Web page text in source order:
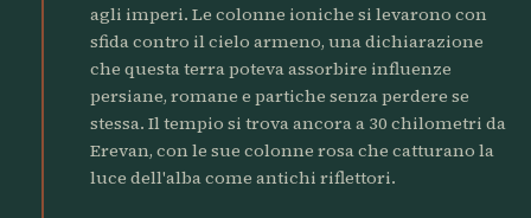
agli imperi. Le colonne ioniche si levarono con
sfida contro il cielo armeno, una dichiarazione
che questa terra poteva assorbire influenze
persiane, romane e partiche senza perdere se
stessa. Il tempio si trova ancora a 30 chilometri da
Erevan, con le sue colonne rosa che catturano la
luce dell'alba come antichi riflettori.